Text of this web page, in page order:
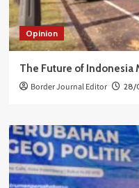
Opinion
The Future of Indonesia
Border Journal Editor 28/